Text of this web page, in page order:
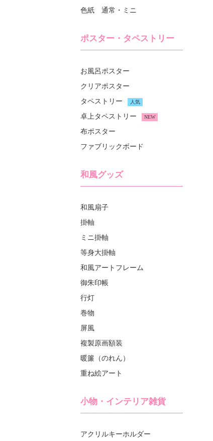
色紙 通常・ミニ
和風グッズ
和風扇子
掛軸
ミニ掛軸
等身大掛軸
和風アートフレーム
御朱印帳
行灯
巻物
屏風
複製原画額装
暖簾（のれん）
重ね絵アート
ポスター・タペストリー
お風呂ポスター
クリアポスター
タペストリー
人気
卓上タペストリー NEW
布ポスター
ファブリックボード
小物・インテリア雑貨
アクリルキーホルダー